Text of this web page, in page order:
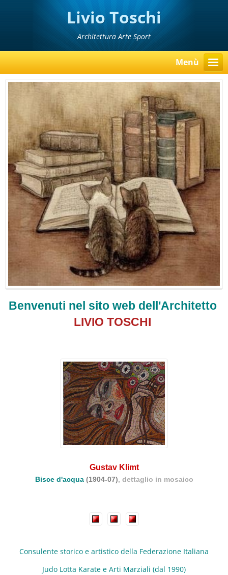
Livio Toschi
Architettura Arte Sport
Menù
Benvenuti nel sito web dell'Architetto
LIVIO TOSCHI
Gustav Klimt
Bisce d'acqua (1904-07), dettaglio in mosaico
Consulente storico e artistico della Federazione Italiana
Judo Lotta Karate e Arti Marziali (dal 1990)